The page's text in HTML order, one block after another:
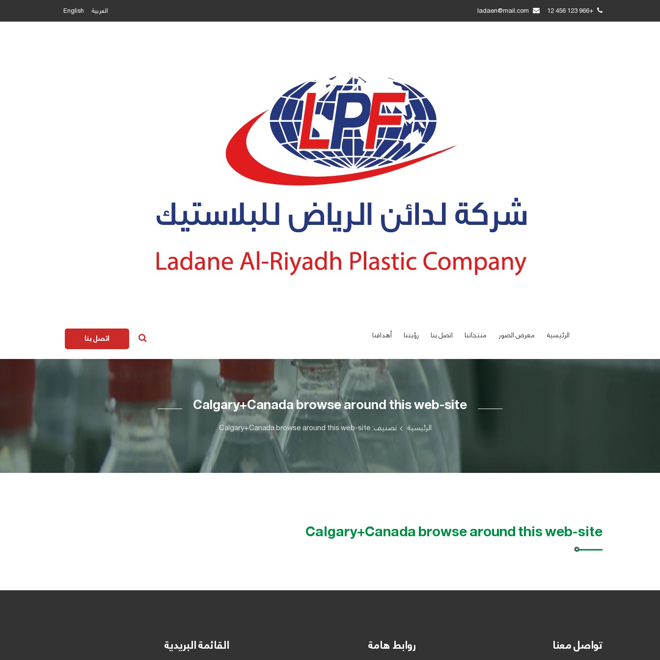
+966 123 456 12 العربية English
الرئيسية معرض الصور منتجاتنا اتصل بنا رؤيتنا أهدافنا اتصل بنا
Calgary+Canada browse around this web-site
الرئيسية تصنيف: Calgary+Canada browse around this web-site
Calgary+Canada browse around this web-site
تواصل معنا روابط هامة القائمة البريدية